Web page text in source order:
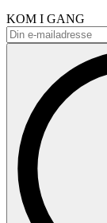
KOM I GANG